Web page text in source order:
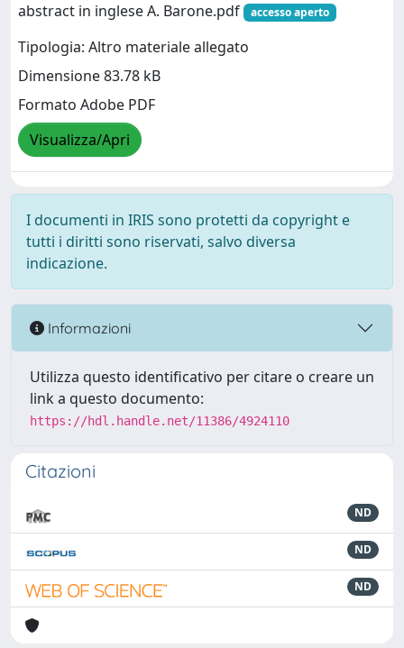
abstract in inglese A. Barone.pdf accesso aperto
Tipologia: Altro materiale allegato
Dimensione 83.78 kB
Formato Adobe PDF
Visualizza/Apri
I documenti in IRIS sono protetti da copyright e
tutti i diritti sono riservati, salvo diversa
indicazione.
Informazioni
Utilizza questo identificativo per citare o creare un
link a questo documento:
https://hdl.handle.net/11386/4924110
Citazioni
ND
ND
ND